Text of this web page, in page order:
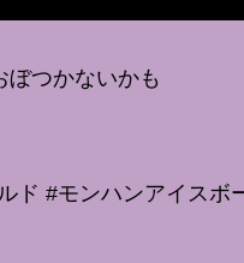
ぼつかないかも
ド #モンハンアイスボ